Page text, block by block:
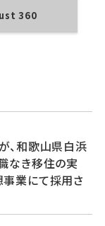
360
、和歌山県白浜
なき移住の実
業にて採用さ